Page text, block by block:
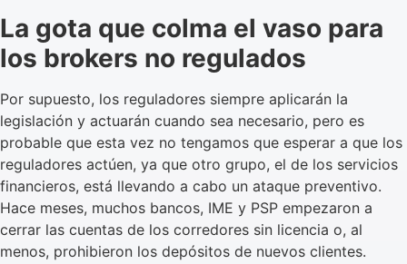
La gota que colma el vaso para
los brokers no regulados
Por supuesto, los reguladores siempre aplicarán la
legislación y actuarán cuando sea necesario, pero es
probable que esta vez no tengamos que esperar a que los
reguladores actúen, ya que otro grupo, el de los servicios
financieros, está llevando a cabo un ataque preventivo.
Hace meses, muchos bancos, IME y PSP empezaron a
cerrar las cuentas de los corredores sin licencia o, al
menos, prohibieron los depósitos de nuevos clientes.